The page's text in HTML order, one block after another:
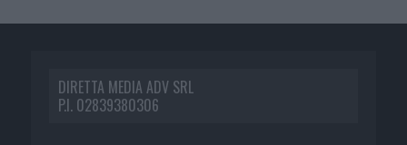
DIRETTA MEDIA ADV SRL
P.I. 02839380306